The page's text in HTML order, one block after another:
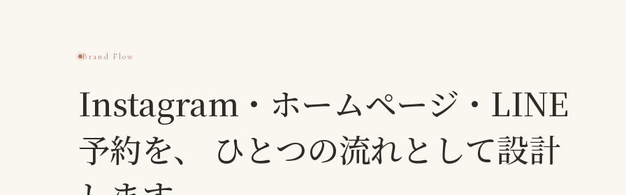
Brand Flow
Instagram・ホームページ・LINE
予約を、
ひとつの流れとして設計